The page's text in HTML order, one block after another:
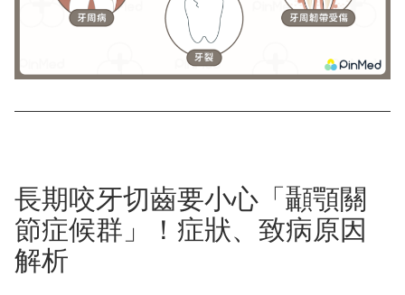
長期咬牙切齒要小心「顳顎關
節症候群」！症狀、致病原因
解析